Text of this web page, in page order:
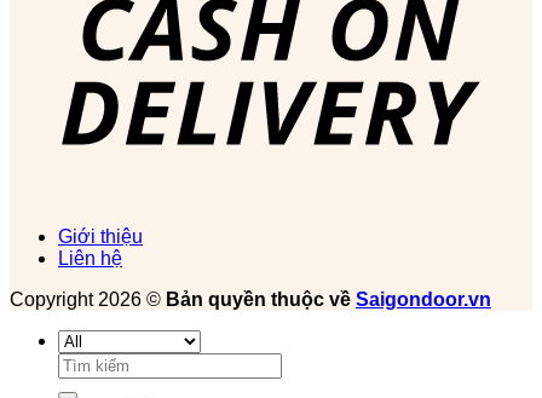
Giới thiệu
Liên hệ
Copyright 2026 © Bản quyền thuộc về Saigondoor.vn
Tìm
kiếm: